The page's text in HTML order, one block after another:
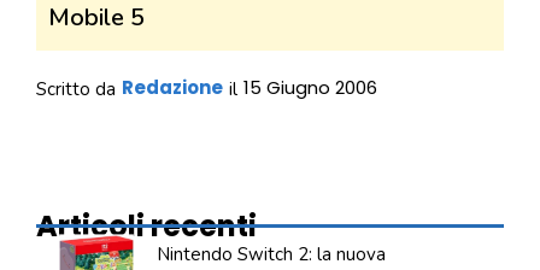
Mobile 5
Scritto da Redazione il 15 Giugno 2006
Articoli recenti
Nintendo Switch 2: la nuova